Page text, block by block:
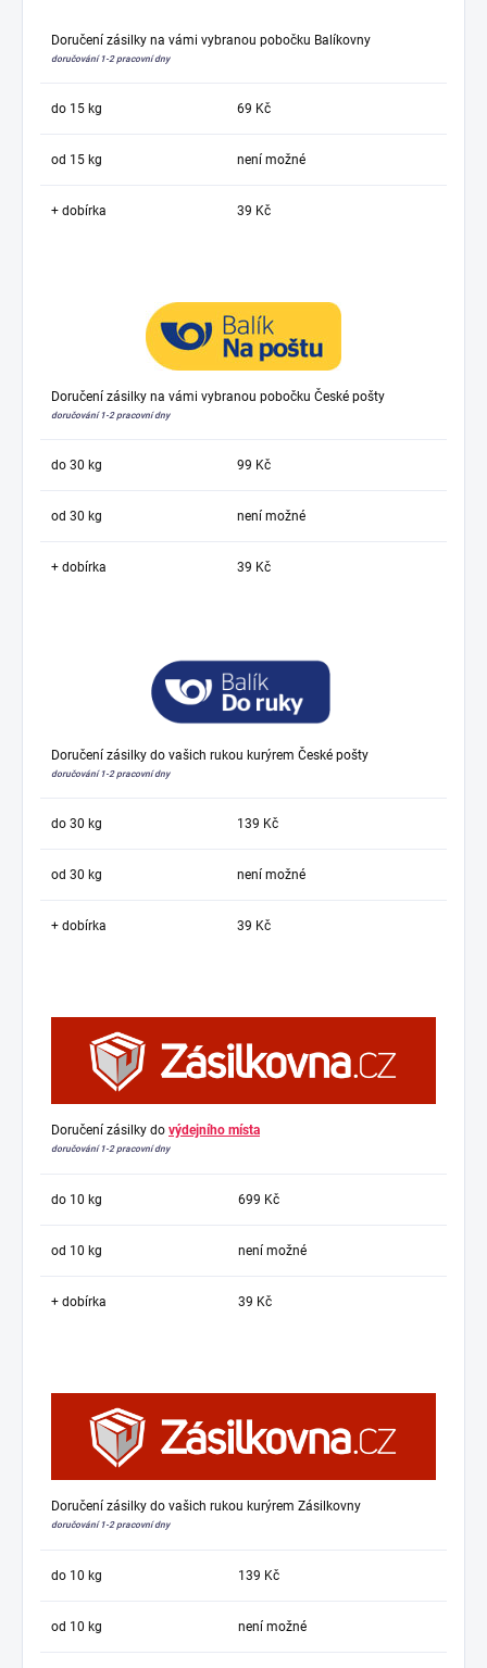
Doručení zásilky na vámi vybranou pobočku Balíkovny
doručování 1-2 pracovní dny
do 15 kg 69 Kč
od 15 kg není možné
+ dobírka 39 Kč
Doručení zásilky na vámi vybranou pobočku České pošty
doručování 1-2 pracovní dny
do 30 kg 99 Kč
od 30 kg není možné
+ dobírka 39 Kč
Doručení zásilky do vašich rukou kurýrem České pošty
doručování 1-2 pracovní dny
do 30 kg 139 Kč
od 30 kg není možné
+ dobírka 39 Kč
Doručení zásilky do výdejního místa
doručování 1-2 pracovní dny
do 10 kg 699 Kč
od 10 kg není možné
+ dobírka 39 Kč
Doručení zásilky do vašich rukou kurýrem Zásilkovny
doručování 1-2 pracovní dny
do 10 kg 139 Kč
od 10 kg není možné